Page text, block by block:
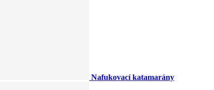
Nafukovací katamarány